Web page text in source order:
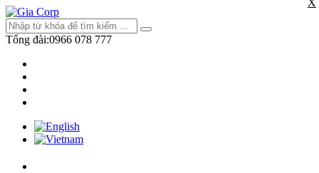
Tổng đài:0966 078 777
X